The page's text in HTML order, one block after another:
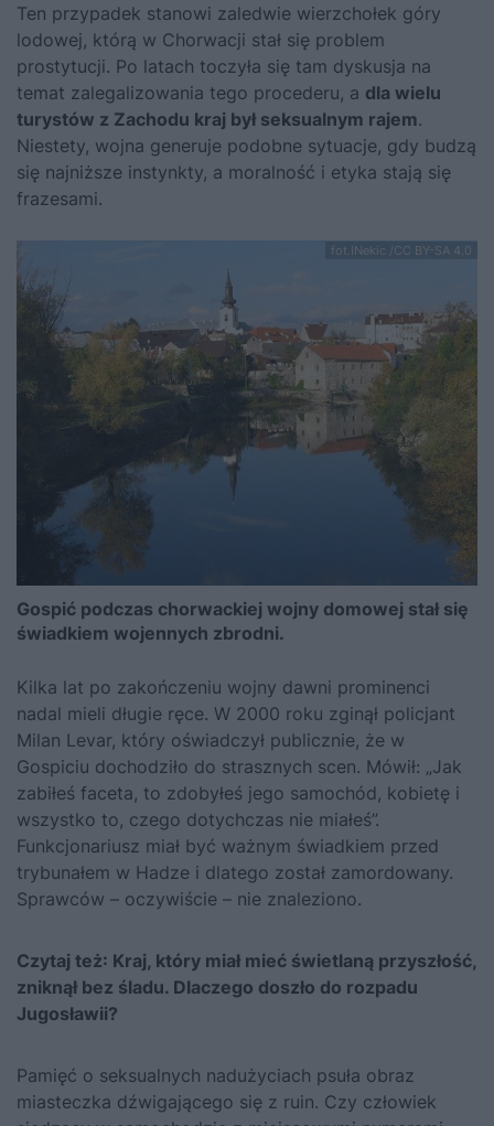
Ten przypadek stanowi zaledwie wierzchołek góry
lodowej, którą w Chorwacji stał się problem
prostytucji. Po latach toczyła się tam dyskusja na
temat zalegalizowania tego procederu, a dla wielu
turystów z Zachodu kraj był seksualnym rajem.
Niestety, wojna generuje podobne sytuacje, gdy budzą
się najniższe instynkty, a moralność i etyka stają się
frazesami.
fot.INekic /CC BY-SA 4.0
Gospić podczas chorwackiej wojny domowej stał się
świadkiem wojennych zbrodni.
Kilka lat po zakończeniu wojny dawni prominenci
nadal mieli długie ręce. W 2000 roku zginął policjant
Milan Levar, który oświadczył publicznie, że w
Gospiciu dochodziło do strasznych scen. Mówił: „Jak
zabiłeś faceta, to zdobyłeś jego samochód, kobietę i
wszystko to, czego dotychczas nie miałeś”.
Funkcjonariusz miał być ważnym świadkiem przed
trybunałem w Hadze i dlatego został zamordowany.
Sprawców – oczywiście – nie znaleziono.
Czytaj też: Kraj, który miał mieć świetlaną przyszłość,
zniknął bez śladu. Dlaczego doszło do rozpadu
Jugosławii?
Pamięć o seksualnych nadużyciach psuła obraz
miasteczka dźwigającego się z ruin. Czy człowiek